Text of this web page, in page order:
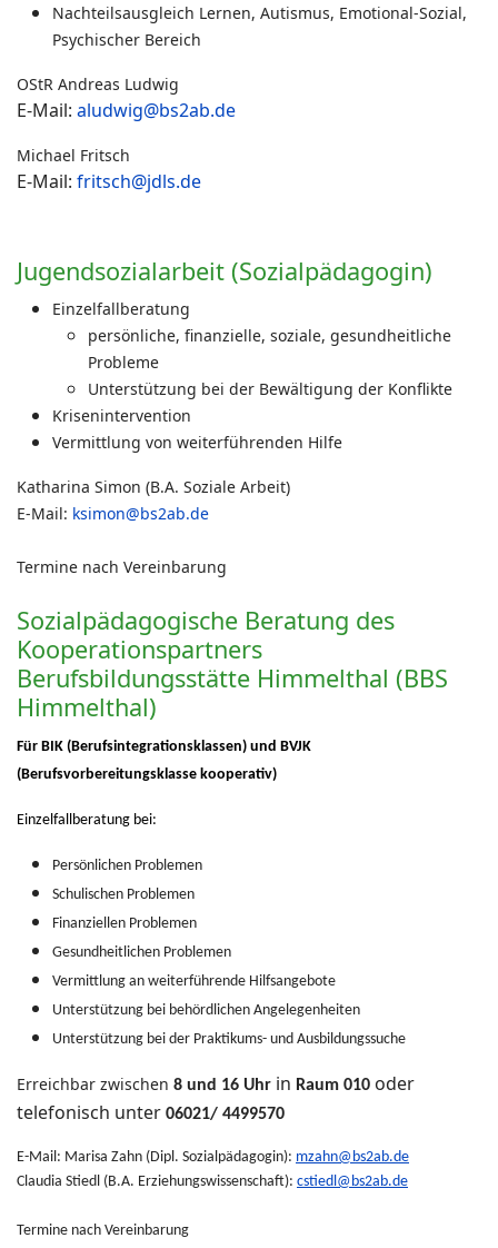
Nachteilsausgleich Lernen, Autismus, Emotional-Sozial,
Psychischer Bereich
OStR Andreas Ludwig
E-Mail: aludwig@bs2ab.de
Michael Fritsch
E-Mail: fritsch@jdls.de
Jugendsozialarbeit (Sozialpädagogin)
Einzelfallberatung
persönliche, finanzielle, soziale, gesundheitliche
Probleme
Unterstützung bei der Bewältigung der Konflikte
Krisenintervention
Vermittlung von weiterführenden Hilfe
Katharina Simon (B.A. Soziale Arbeit)
E-Mail: ksimon@bs2ab.de
Termine nach Vereinbarung
Sozialpädagogische Beratung des
Kooperationspartners
Berufsbildungsstätte Himmelthal (BBS
Himmelthal)
Für BIK (Berufsintegrationsklassen) und BVJK
(Berufsvorbereitungsklasse kooperativ)
Einzelfallberatung bei:
Persönlichen Problemen
Schulischen Problemen
Finanziellen Problemen
Gesundheitlichen Problemen
Vermittlung an weiterführende Hilfsangebote
Unterstützung bei behördlichen Angelegenheiten
Unterstützung bei der Praktikums- und Ausbildungssuche
Erreichbar zwischen 8 und 16 Uhr in Raum 010 oder
telefonisch unter 06021/ 4499570
E-Mail: Marisa Zahn (Dipl. Sozialpädagogin): mzahn@bs2ab.de
Claudia Stiedl (B.A. Erziehungswissenschaft): cstiedl@bs2ab.de
Termine nach Vereinbarung